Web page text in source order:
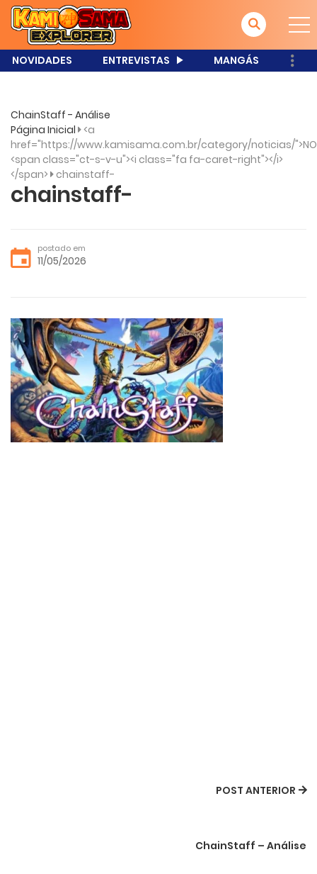
NOVIDADES ENTREVISTAS MANGÁS
ChainStaff - Análise
Página Inicial <a
href="https://www.kamisama.com.br/category/noticias/
<span class="ct-s-v-u"><i class="fa fa-caret-right"></i>
</span> chainstaff-
chainstaff-
postado em
11/05/2026
POST ANTERIOR
ChainStaff – Análise